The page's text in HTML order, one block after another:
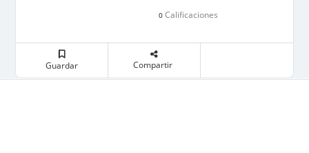
0Calificaciones
Guardar Compartir